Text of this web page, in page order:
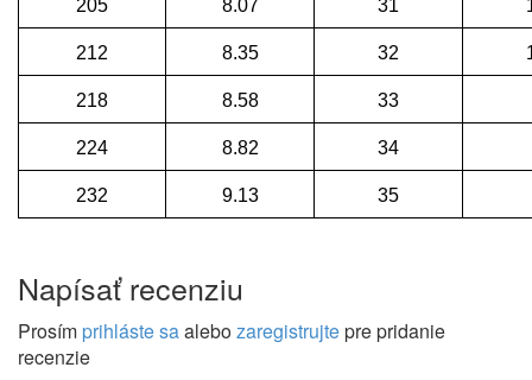
205 8.07 31
212 8.35 32
218 8.58 33
224 8.82 34
232 9.13 35
Napísať recenziu
Prosím prihláste saalebozaregistrujtepre pridanie
recenzie